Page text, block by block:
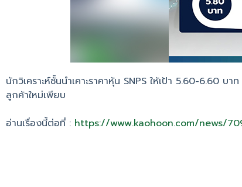
นักวิเคราะห์ชั้นนำเคาะราคาหุ้น SNPS ให้เป้า 5.60-6.60
ลูกค้าใหม่เพียบ
อ่านเรื่องนี้ต่อที่ : https://www.kaohoon.com/news/